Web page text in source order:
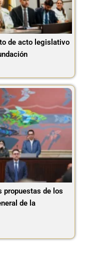
de acto legislativo
propuestas de los
de la